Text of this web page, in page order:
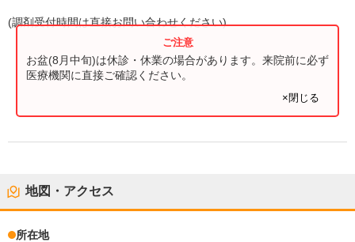
(調剤受付時間は直接お問い合わせください)
お盆(8月中旬)は休診・休業の場合があります。来院前に必ず
医療機関に直接ご確認ください。
×閉じる
地図・アクセス
所在地